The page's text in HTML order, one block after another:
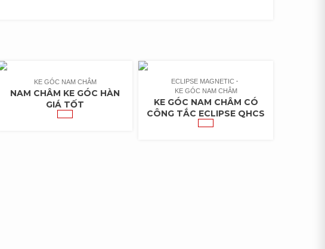
KE GÓC NAM CHÂM
NAM CHÂM KE GÓC HÀN
GIÁ TỐT
ECLIPSE MAGNETIC
KE GÓC NAM CHÂM
KE GÓC NAM CHÂM CÓ
CÔNG TẮC ECLIPSE QHCS